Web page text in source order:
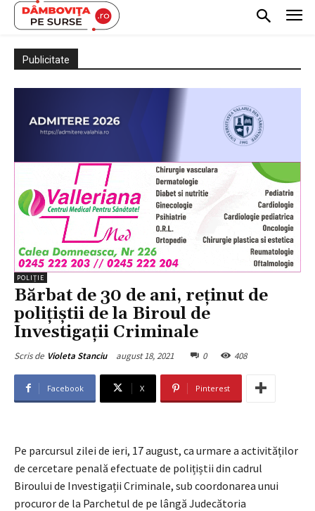
Publicitate
POLIȚIE
Bărbat de 30 de ani, reținut de
polițiștii de la Biroul de
Investigații Criminale
Scris de Violeta Stanciu august 18, 2021 0 408
Facebook X Pinterest
Pe parcursul zilei de ieri, 17 august, ca urmare a activităților
de cercetare penală efectuate de polițiștii din cadrul
Biroului de Investigații Criminale, sub coordonarea unui
procuror de la Parchetul de pe lângă Judecătoria